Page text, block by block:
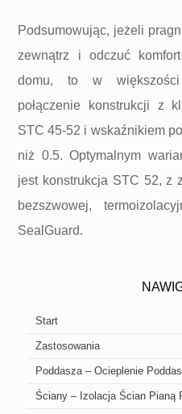
Podsumowując, jeżeli
zewnątrz i odczuć
domu, to w większości
połączenie konstrukcji z
STC 45-52 i wskaźnikiem
niż 0.5. Optymalnym
jest konstrukcja STC 52, z
bezszwowej,
SealGuard.
Start
Zastosowania
Poddasza – Ocieplenie
Ściany – Izolacja Ścian Pianą